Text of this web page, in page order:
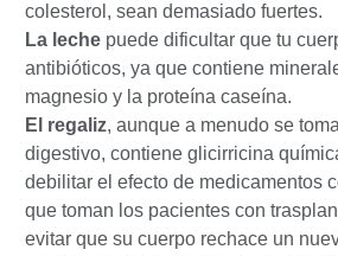
colesterol, sean demasiado fuertes.
La leche puede dificultar que tu
antibióticos, ya que contiene
magnesio y la proteína caseína.
El regaliz, aunque a menudo se
digestivo, contiene glicirricina
debilitar el efecto de medicamentos
que toman los pacientes con
evitar que su cuerpo rechace un